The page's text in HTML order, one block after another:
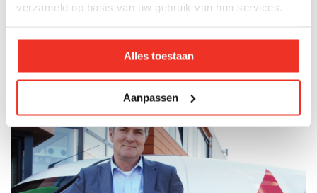
verzameld op basis van uw gebruik van hun services.
Alles toestaan
Aanpassen
Collectieve beveiliging
Objectbeveiliging / objectbeveiliger